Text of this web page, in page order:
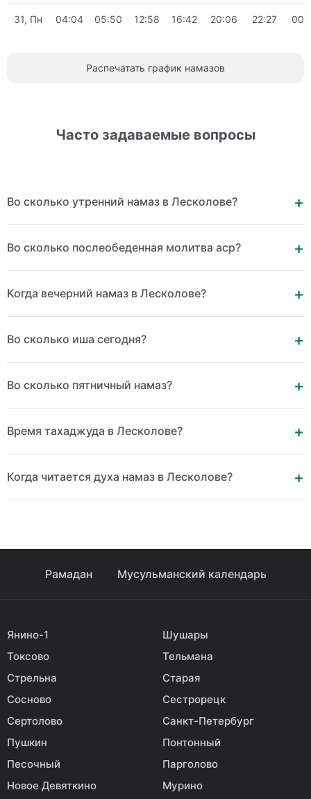
31, Пн 04:04 05:50 12:58 16:42 20:06 22:27
Распечатать график намазов
Часто задаваемые вопросы
Во сколько утренний намаз в Лесколове?
Во сколько послеобеденная молитва аср?
Когда вечерний намаз в Лесколове?
Во сколько иша сегодня?
Во сколько пятничный намаз?
Время тахаджуда в Лесколове?
Когда читается духа намаз в Лесколове?
Рамадан Мусульманский календарь
Янино-1
Шушары
Токсово
Тельмана
Стрельна
Старая
Сосново
Сестрорецк
Сертолово
Санкт-Петербург
Пушкин
Понтонный
Песочный
Парголово
Новое Девяткино
Мурино